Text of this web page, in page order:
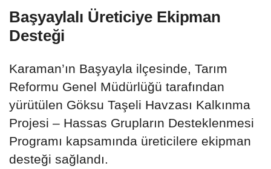
Başyaylalı Üreticiye Ekipman
Desteği
Karaman’ın Başyayla ilçesinde, Tarım
Reformu Genel Müdürlüğü tarafından
yürütülen Göksu Taşeli Havzası Kalkınma
Projesi – Hassas Grupların Desteklenmesi
Programı kapsamında üreticilere ekipman
desteği sağlandı.